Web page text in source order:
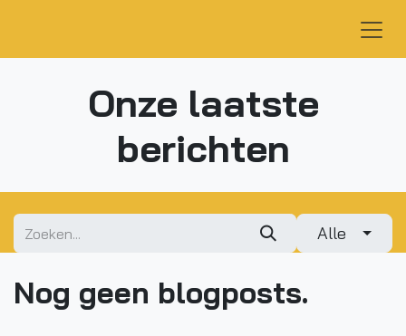
Onze laatste
berichten
Alle
Nog geen blogposts.